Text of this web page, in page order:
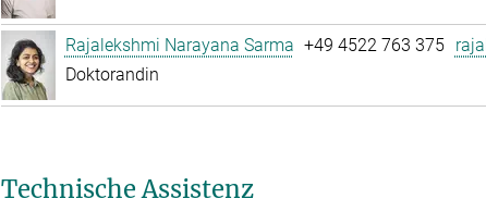
Rajalekshmi Narayana Sarma
Doktorandin
+49 4522 763 375
Technische Assistenz